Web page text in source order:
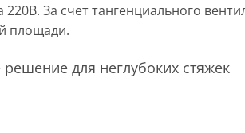
За счет тангенциального
площади.
для неглубоких стяжек